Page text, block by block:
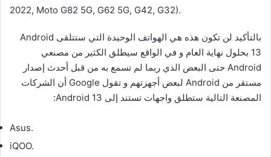
2022, Moto G82 5G, G62 5G, G42, G32).
بالتأكيد لن تكون هذه هي الهواتف الوحيدة التي ستتلقى Android
13 بحلول نهاية العام و في الواقع سيطلق الكثير من مصنعي
Android حتى البعض الذي ربما لم تسمع به من قبل أحدث إصدار
مستقر من Android لبعض أجهزتهم و تقول Google أن الشركات
المصنعة التالية ستطلق واجهات تستند إلى Android 13:
Asus.
iQOO.